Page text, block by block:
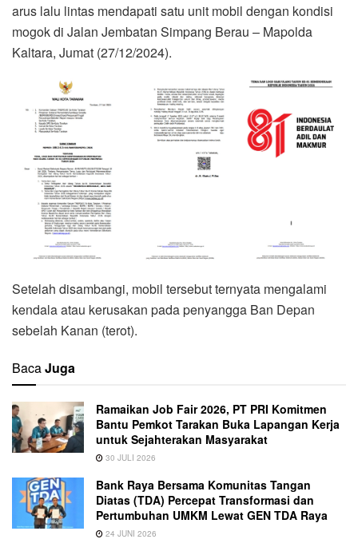
arus lalu lintas mendapati satu unit mobil dengan kondisi
mogok di Jalan Jembatan Simpang Berau – Mapolda
Kaltara, Jumat (27/12/2024).
Setelah disambangi, mobil tersebut ternyata mengalami
kendala atau kerusakan pada penyangga Ban Depan
sebelah Kanan (terot).
BacaJuga
Ramaikan Job Fair 2026, PT PRI Komitmen
Bantu Pemkot Tarakan Buka Lapangan Kerja
untuk Sejahterakan Masyarakat
30 JULI 2026
Bank Raya Bersama Komunitas Tangan
Diatas (TDA) Percepat Transformasi dan
Pertumbuhan UMKM Lewat GEN TDA Raya
24 JUNI 2026